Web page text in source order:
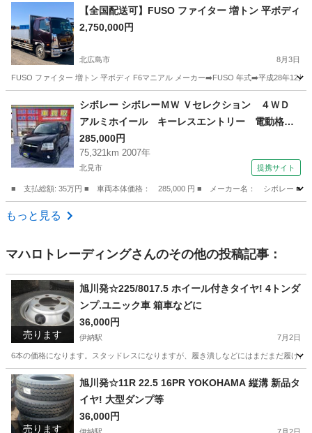
北海道 北広島市 その他
【全国配送可】FUSO ファイター 増トン 平ボディ
2,750,000円
北広島市 8月3日
FUSO ファイター 増トン 平ボディ F6マニアル メーカー➡️FUSO 年式➡️平成28年12
シボレー シボレーＭＷ Ｖセレクション ４ＷＤ
アルミホイール キーレスエントリー 電動格納
ミラー シートヒーター ＡＴ 衝突安全ボデ
ィ ベンチシート ＡＢＳ ＣＤ エアコン パ
ワーステアリング パワーウィンドウ （検8.8）
285,000円
75,321km 2007年
北見市 提携サイト
■ 支払総額: 35万円 ■ 車両本体価格： 285,000 円 ■ メーカー名： シボレー ■
北海道 北見市
もっと見る
マハロトレーディングさんのその他の投稿記事：
売ります
旭川発☆225/8017.5 ホイール付きタイヤ! 4トンダ
ンプ.ユニック車 箱車などに
36,000円
伊納駅 7月2日
6本の価格になります。スタッドレスになりますが、履き潰しなどにはまだまだ履けま
北海道 旭川市 伊納駅
売ります
旭川発☆11R 22.5 16PR YOKOHAMA 縦溝 新品タ
イヤ! 大型ダンプ等
36,000円